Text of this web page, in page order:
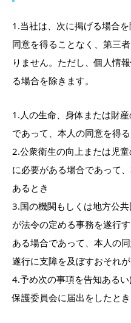
1.当社は、次に掲げる場合
同意を得ることなく、第三
りません。ただし、個人情
る場合を除きます。
1.人の生命、身体または財
であって、本人の同意を得
2.公衆衛生の向上または児
に必要がある場合であって
あるとき
3.国の機関もしくは地方公
が法令の定める事務を遂行
ある場合であって、本人の
遂行に支障を及ぼすおそれ
4.予め次の事項を告知ある
保護委員会に届出をしたとき